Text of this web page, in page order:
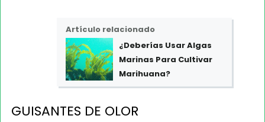
Artículo relacionado
¿Deberías Usar Algas
Marinas Para Cultivar
Marihuana?
GUISANTES DE OLOR